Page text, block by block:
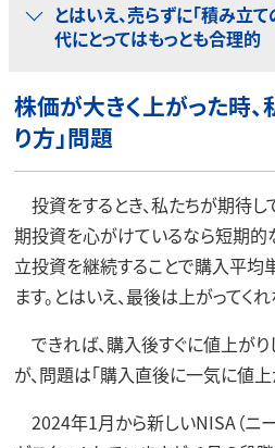
とはいえ、売らずに「積み立
代にとってはもっとも合理的
株価が大きく上がった時、
り方」問題
投資をするとき、私たちが期待し
期投資を心がけているなら短期的
立投資を継続することで購入平均
ます。とはいえ、最後は上がってく
できれば、購入後すぐに値上が
が、問題は「購入直後に一気に値上
2024年1月から新しいNISA（ニ